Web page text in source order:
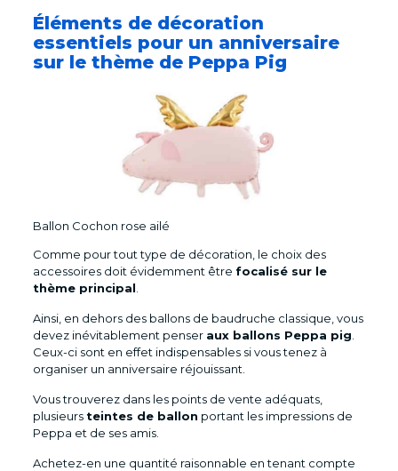
Éléments de décoration
essentiels pour un anniversaire
sur le thème de Peppa Pig
Ballon Cochon rose ailé
Comme pour tout type de décoration, le choix des
accessoires doit évidemment être focalisé sur le
thème principal
Ainsi, en dehors des ballons de baudruche classique, vous
devez inévitablement penser aux ballons Peppa pig
Ceux-ci sont en effet indispensables si vous tenez à
organiser un anniversaire réjouissant.
Vous trouverez dans les points de vente adéquats,
plusieurs teintes de ballon portant les impressions de
Peppa et de ses amis.
Achetez-en une quantité raisonnable en tenant compte